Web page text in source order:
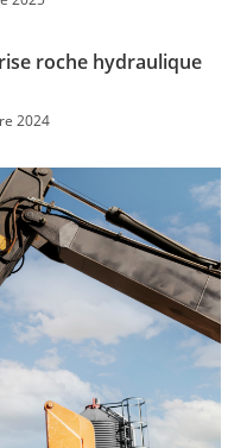
roche hydraulique
2024